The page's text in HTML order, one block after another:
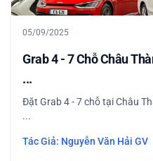
05/09/2025
Grab 4 - 7 Chỗ Châu
...
Đặt Grab 4 - 7 chỗ tại Châu
...
Tác Giả: Nguyễn Văn Hải GV